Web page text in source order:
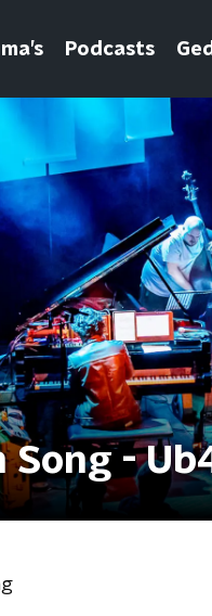
Podcasts
Song -